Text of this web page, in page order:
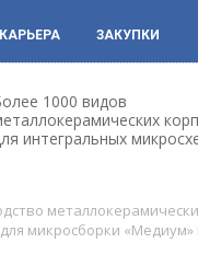
КАРЬЕРА ЗАКУПКИ
1000 видов
интегральных
микросборки